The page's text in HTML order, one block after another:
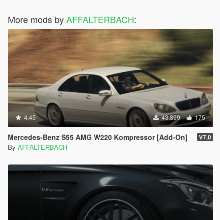
More mods byAFFALTERBACH:
4.45 43.899 175
Mercedes-Benz S55 AMG W220 Kompressor [Add-On] V7.0
By AFFALTERBACH